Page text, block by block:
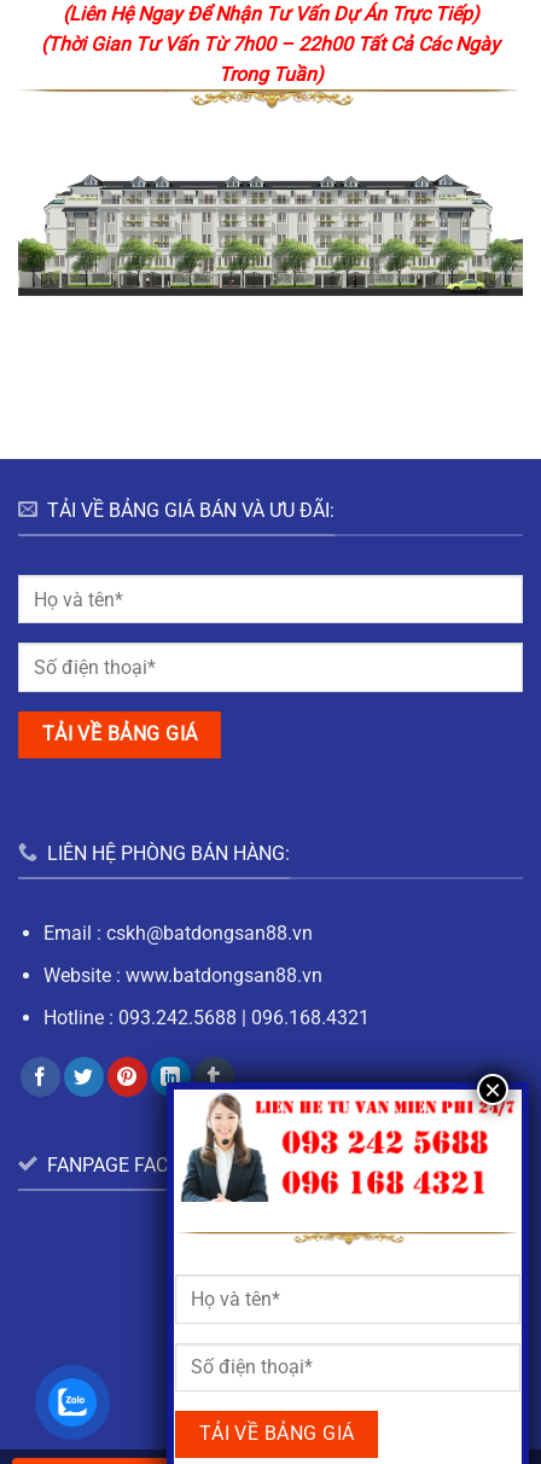
(Liên Hệ Ngay Để Nhận Tư Vấn Dự Án Trực Tiếp)
(Thời Gian Tư Vấn Từ 7h00 – 22h00 Tất Cả Các Ngày
Trong Tuần)
TẢI VỀ BẢNG GIÁ BÁN VÀ ƯU ĐÃI:
LIÊN HỆ PHÒNG BÁN HÀNG:
Email : cskh@batdongsan88.vn
Website : www.batdongsan88.vn
Hotline : 093.242.5688 | 096.168.4321
FANPAGE FACEBOOK: